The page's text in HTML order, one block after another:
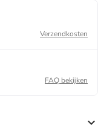
Verzendkosten
FAQ bekijken